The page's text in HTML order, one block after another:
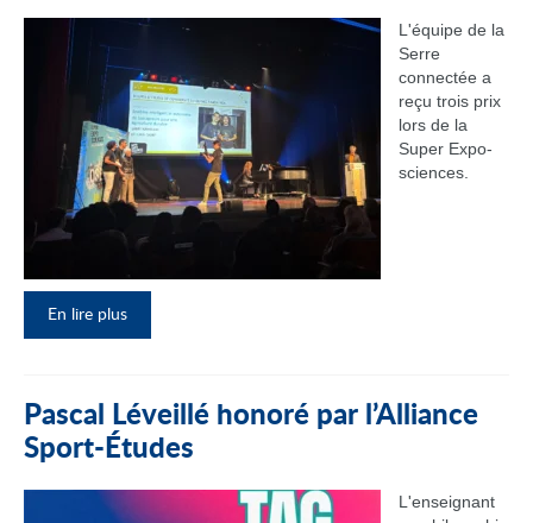
L'équipe de la
Serre
connectée a
reçu trois prix
lors de la
Super Expo-
sciences.
En lire plus
Pascal Léveillé honoré par l’Alliance
Sport-Études
L'enseignant